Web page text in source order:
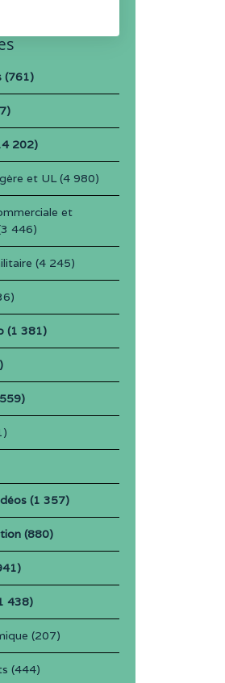
(761)
202)
et UL(4 980)
et
446)
(4 245)
(1 381)
(1 357)
(880)
438)
(207)
(444)